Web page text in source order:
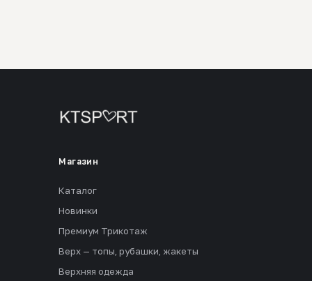
Магазин
Каталог
Новинки
Премиум Трикотаж
Верх — топы, рубашки, жакеты
Верхняя одежда